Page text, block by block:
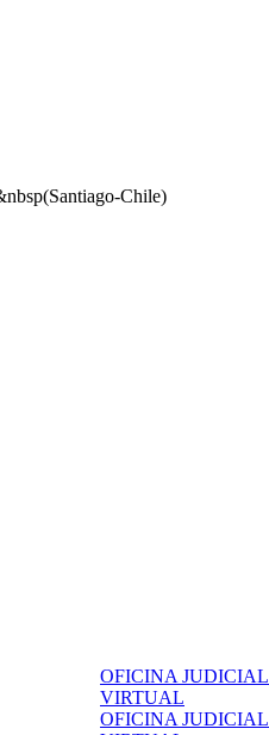
OFICINA JUDICIAL
VIRTUAL
OFICINA JUDICIAL
Chile)